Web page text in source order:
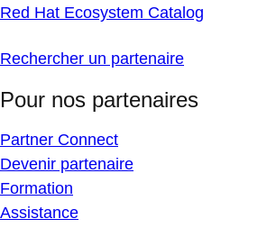
Red Hat Ecosystem Catalog
Rechercher un partenaire
Pour nos partenaires
Partner Connect
Devenir partenaire
Formation
Assistance